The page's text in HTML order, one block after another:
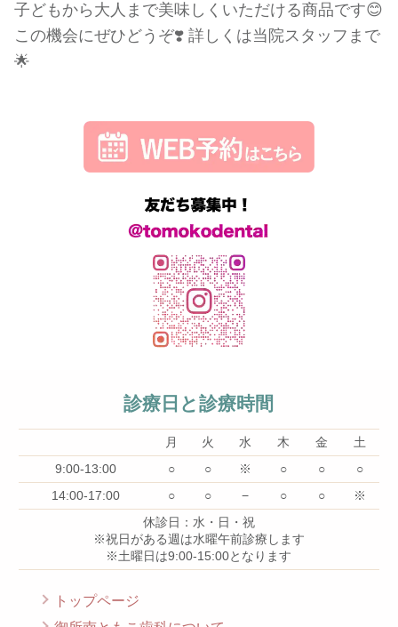
子どもから大人まで美味しくいただける商品です😊
この機会にぜひどうぞ❣️ 詳しくは当院スタッフまで
🌟
診療日と診療時間
月 火 水 木 金
土
9:00-13:00
○ ○ ※ ○ ○
○
14:00-17:00
○ ○ − ○ ○
※
休診日：水・日・祝
※祝日がある週は水曜午前診療します
※土曜日は9:00-15:00となります
トップページ